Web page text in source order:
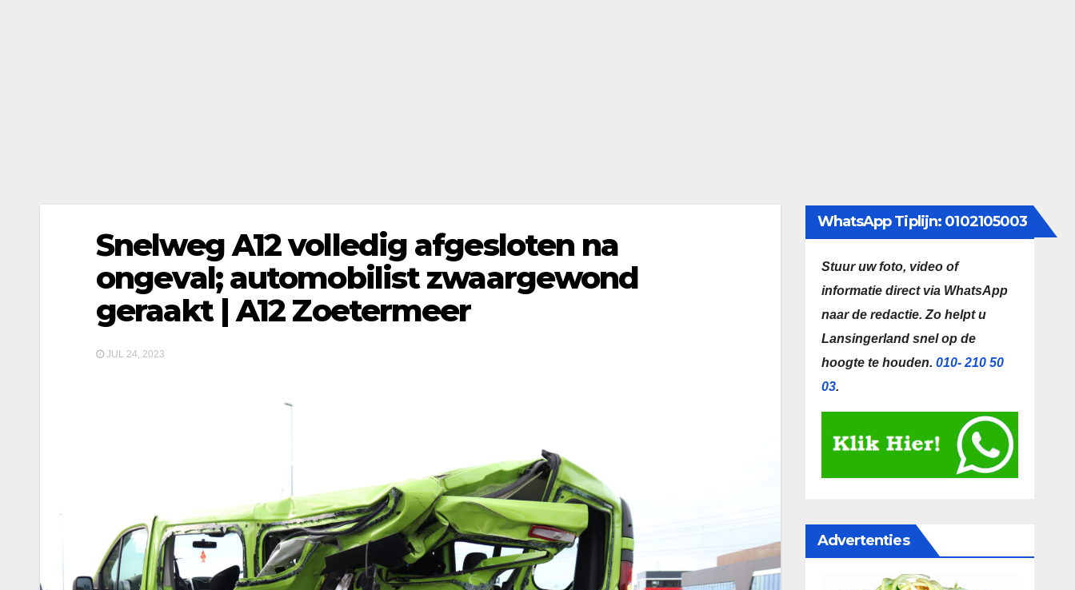
Snelweg A12 volledig afgesloten na
ongeval; automobilist zwaargewond
geraakt | A12 Zoetermeer
JUL 24, 2023
WhatsApp Tiplijn: 0102105003
Stuur uw foto, video of
informatie direct via WhatsApp
naar de redactie. Zo helpt u
Lansingerland snel op de
hoogte te houden. 010- 210 50
03.
Advertenties